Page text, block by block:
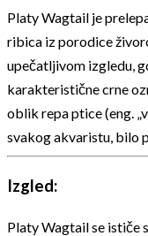
Platy Wagtail je
ribica iz porodice
upečatljivom izgledu,
karakteristične crne
oblik repa ptice (eng.
svakog akvaristu, bilo
Izgled:
Platy Wagtail se ističe